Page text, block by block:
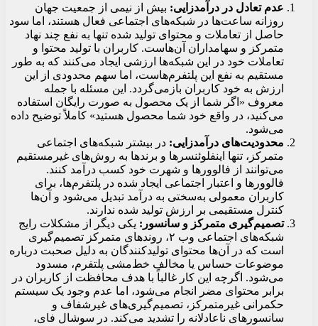
عدم تعادل در درآمدزایی: بیش از نیمی از جمعیت جهان
روزانه ساعت‌ها در شبکه‌های اجتماعی فعال هستند، اما سود
حاصل از تعاملات و محتوای تولید شده تنها به نفع چند نهاد
متمرکز و سهامداران آن‌هاست. کاربران با تولید محتوا و
تعاملات خود در این شبکه‌ها ارزشی ایجاد می‌کنند که به طور
مستقیم به نفع این پلتفرم‌هاست، اما سهم محدودی از این
ارزش به خود کاربران بازمی‌گردد. این مسئله با جمله
معروف «اگر شما از یک محصول به صورت رایگان استفاده
می‌کنید، در واقع خود شما محصول هستید» کاملاً توضیح داده
می‌شود.
محدودیت‌های درآمدزایی: در بیشتر شبکه‌های اجتماعی
متمرکز، تنها اینفلوئنسرها و برندها به روش‌های غیرمستقیم
می‌توانند از فالوورها و شهرت خود کسب درآمد کنند.
فالوورها و اعتبار اجتماعی ایجاد شده در پلتفرم‌ها، برای
کاربران معمولی به‌سختی به درآمد تبدیل می‌شود و آن‌ها
کنترل مستقیمی بر ارزش تولید شده ندارند.
تصمیم‌گیری متمرکز و سانسور: یکی دیگر از مشکلات رایج
شبکه‌های اجتماعی وب ۲، روندهای متمرکز تصمیم‌گیری
است که در آن‌ها محتوای تولیدکنندگان به دلیل صحبت درباره
موضوعات حساس یا مخالف خط‌مشی پلتفرم، مسدود
می‌شود. اگرچه این کار غالباً با هدف محافظت از کاربران در
برابر محتوای مضر انجام می‌شود، اما عدم وجود یک سیستم
حکمرانی غیرمتمرکز، تصمیم‌گیری‌های غیرشفاف و
سانسورهای ناعادلانه را تشدید می‌کند. در سوشال فای،